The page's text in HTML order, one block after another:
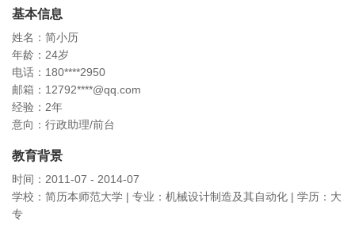
基本信息
姓名：简小历
年龄：24岁
电话：180****2950
邮箱：12792****@qq.com
经验：2年
意向：行政助理/前台
教育背景
时间：2011-07 - 2014-07
学校：简历本师范大学 | 专业：机械设计制造及其自动化 | 学历：大
专